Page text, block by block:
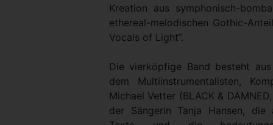
Kreation aus symphonisch-
ethereal-melodischen Gothic-
Vocals of Light“.
Die vierköpfige Band besteht
dem Multiinstrumentalisten,
Michael Vetter (BLACK &
der Sängerin Tanja Hansen,